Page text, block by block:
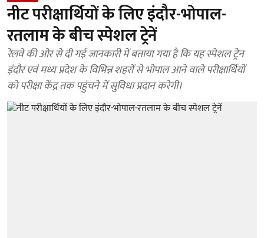
नीट परीक्षार्थियों के लिए इंदौर-भोपाल-
रतलाम के बीच स्पेशल ट्रेनें
रेलवे की ओर से दी गई जानकारी में बताया गया है कि यह स्पेशल ट्रेन
इंदौर एवं मध्य प्रदेश के विभिन्न शहरों से भोपाल आने वाले परीक्षार्थियों
को परीक्षा केंद्र तक पहुंचने में सुविधा प्रदान करेगी।